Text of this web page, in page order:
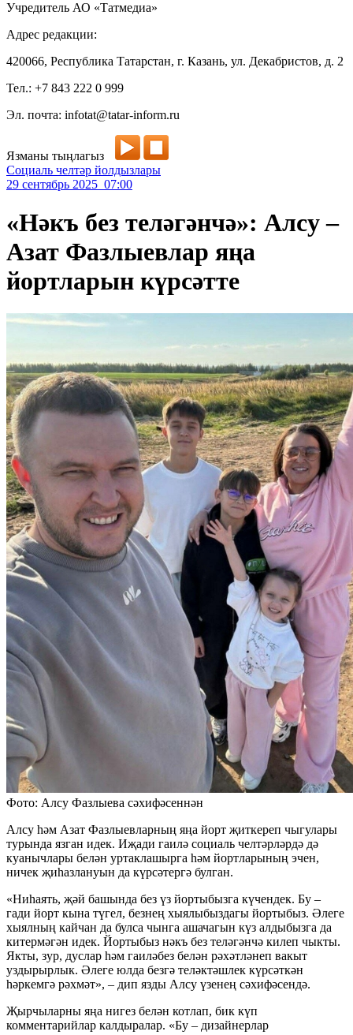
Учредитель АО «Татмедиа»
Адрес редакции:
420066, Республика Татарстан, г. Казань, ул. Декабристов, д. 2
Тел.: +7 843 222 0 999
Эл. почта: infotat@tatar-inform.ru
Язманы тыңлагыз
Социаль челтәр йолдызлары
29 сентябрь 2025 07:00
«Нәкъ без теләгәнчә»: Алсу –
Азат Фазлыевлар яңа
йортларын күрсәтте
Фото: Алсу Фазлыева сәхифәсеннән
Алсу һәм Азат Фазлыевларның яңа йорт җиткереп чыгулары
турында язган идек. Иҗади гаилә социаль челтәрләрдә дә
куанычлары белән уртаклашырга һәм йортларының эчен,
ничек җиһазлануын да күрсәтергә булган.
«Ниһаять, җәй башында без үз йортыбызга күчендек. Бу –
гади йорт кына түгел, безнең хыялыбыздагы йортыбыз. Әлеге
хыялның кайчан да булса чынга ашачагын күз алдыбызга да
китермәгән идек. Йортыбыз нәкъ без теләгәнчә килеп чыкты.
Якты, зур, дуслар һәм гаиләбез белән рәхәтләнеп вакыт
уздырырлык. Әлеге юлда безгә теләктәшлек күрсәткән
һәркемгә рәхмәт», – дип язды Алсу үзенең сәхифәсендә.
Җырчыларны яңа нигез белән котлап, бик күп
комментарийлар калдыралар. «Бу – дизайнерлар